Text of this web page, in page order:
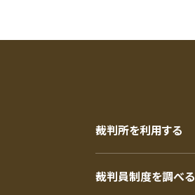
裁判所を利用する
裁判員制度を調べる